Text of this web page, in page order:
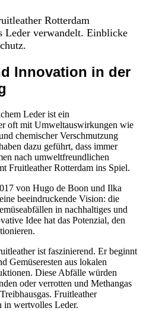
Rotterdam
Leder verwandelt. Einblicke
Innovation in der
Leder ist ein
oft mit Umweltauswirkungen wie
chemischer Verschmutzung
dazu geführt, dass immer
nach umweltfreundlichen
Fruitleather Rotterdam ins Spiel.
von Hugo de Boon und Ilka
beeindruckende Vision: die
in nachhaltiges und
Idee hat das Potenzial, den
ist faszinierend. Er beginnt
Gemüseresten aus lokalen
Diese Abfälle würden
oder verrotten und Methangas
Fruitleather
in wertvolles Leder.